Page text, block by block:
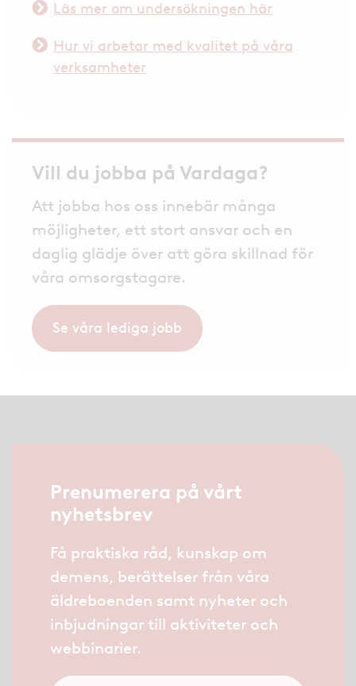
Läs mer om undersökningen här
Hur vi arbetar med kvalitet på våra
verksamheter
Vill du jobba på Vardaga?
Att jobba hos oss innebär många
möjligheter, ett stort ansvar och en
daglig glädje över att göra skillnad för
våra omsorgstagare.
Se våra lediga jobb
Prenumerera på vårt
nyhetsbrev
Få praktiska råd, kunskap om
demens, berättelser från våra
äldreboenden samt nyheter och
inbjudningar till aktiviteter och
webbinarier.